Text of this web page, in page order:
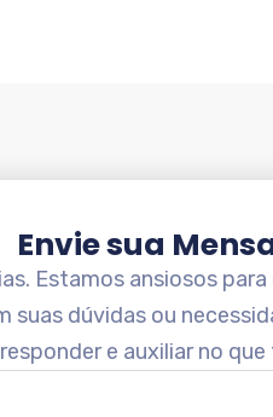
Envie sua
Estamos ansiosos
suas dúvidas ou
responder e auxiliar no